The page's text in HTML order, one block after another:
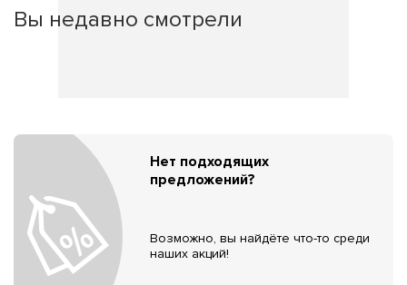
Вы недавно смотрели
Нет подходящих
предложений?
Возможно, вы найдёте что-то среди
наших акций!